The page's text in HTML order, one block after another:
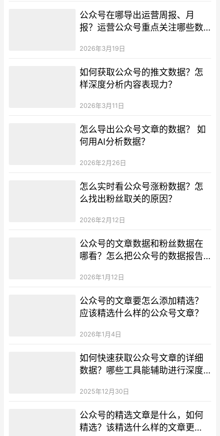
公众号在哪导出运营周报、月
报？运营公众号重点关注哪些数
2026年3月19日
如何获取公众号的推文数据？怎
样深度分析内容表现力？
2026年3月11日
怎么导出公众号文章的数据？ 如
何用AI分析数据？
2026年2月26日
怎么实时看公众号涨粉数据？怎
么找出粉丝取关的原因？
2026年2月12日
公众号的文章数据和粉丝数据在
哪看？怎么把公众号的数据报告
2026年1月12日
公众号的文章要怎么添加精选？
应该精选什么样的公众号文章？
2026年1月4日
如何快速获取公众号文章的详细
数据？哪些工具能辅助进行深度
2025年12月30日
公众号的精选文章是什么，如何
精选？该精选什么样的文章更